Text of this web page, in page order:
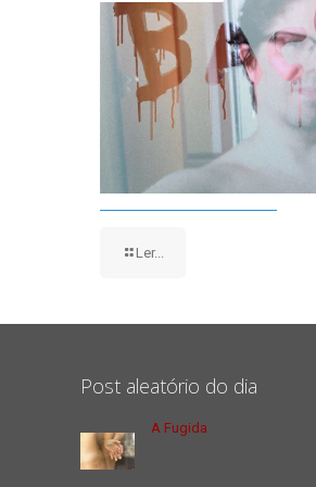
Ler...
Post aleatório do dia
A Fugida